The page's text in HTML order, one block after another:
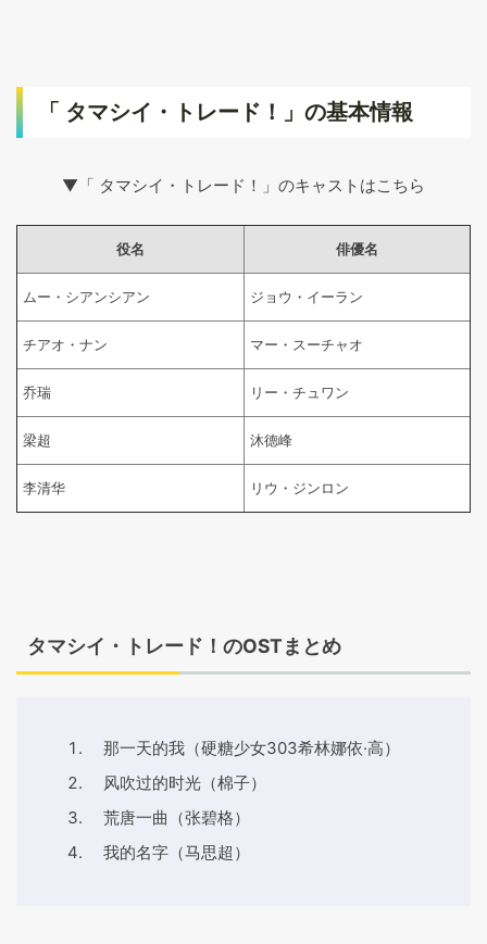
「 タマシイ・トレード！」の基本情報
▼「 タマシイ・トレード！」のキャストはこちら
役名 俳優名
ムー・シアンシアン ジョウ・イーラン
チアオ・ナン マー・スーチャオ
乔瑞 リー・チュワン
梁超 沐德峰
李清华 リウ・ジンロン
タマシイ・トレード！のOSTまとめ
那一天的我（硬糖少女303希林娜依·高）
风吹过的时光（棉子）
荒唐一曲（张碧格）
我的名字（马思超）